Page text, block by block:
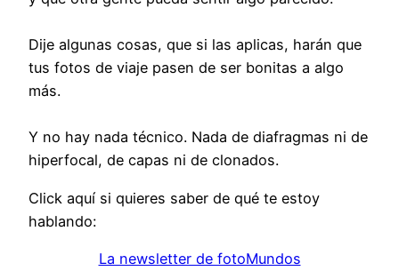
Dije algunas cosas, que si las aplicas, harán que
tus fotos de viaje pasen de ser bonitas a algo
más.
Y no hay nada técnico. Nada de diafragmas ni de
hiperfocal, de capas ni de clonados.
Click aquí si quieres saber de qué te estoy
hablando:
La newsletter de fotoMundos